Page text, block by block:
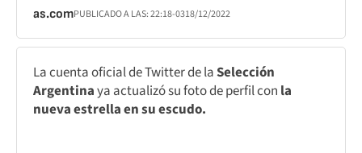
as.comPUBLICADO A LAS:22:18-0318/12/2022
La cuenta oficial de Twitter de laSelección
Argentinaya actualizó su foto de perfil con la
nueva estrella en su escudo.